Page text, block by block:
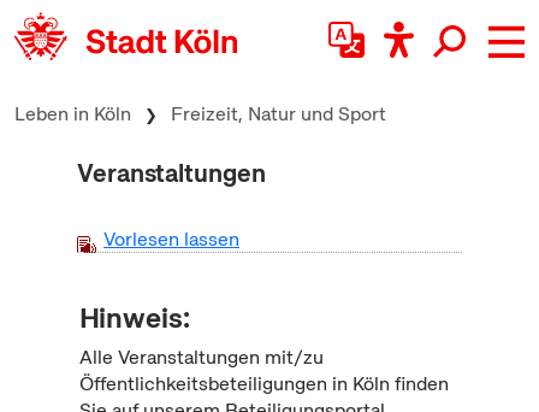
zum Inhalt springen
Leben in Köln Freizeit, Natur und Sport
Veranstaltungen
Vorlesen lassen
Hinweis:
Alle Veranstaltungen mit/zu
Öffentlichkeitsbeteiligungen in Köln finden